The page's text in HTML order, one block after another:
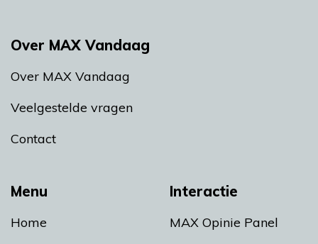
Menu
Home
Interactie
MAX Opinie Panel
Over MAX Vandaag
Over MAX Vandaag
Veelgestelde vragen
Contact